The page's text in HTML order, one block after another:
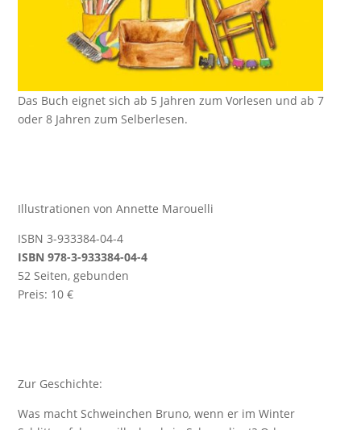
Das Buch eignet sich ab 5 Jahren zum Vorlesen und ab 7
oder 8 Jahren zum Selberlesen.
Illustrationen von Annette Marouelli
ISBN 3-933384-04-4
ISBN 978-3-933384-04-4
52 Seiten, gebunden
Preis: 10 €
Zur Geschichte:
Was macht Schweinchen Bruno, wenn er im Winter